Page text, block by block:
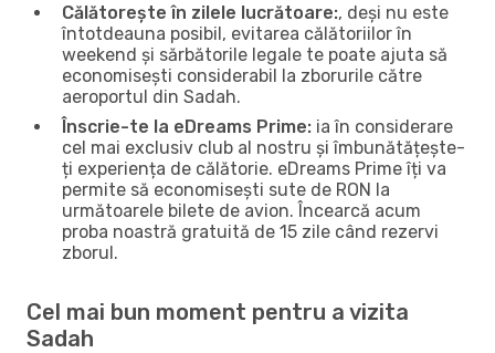
Călătorește în zilele lucrătoare:, deși nu este
întotdeauna posibil, evitarea călătoriilor în
weekend și sărbătorile legale te poate ajuta să
economisești considerabil la zborurile către
aeroportul din Sadah.
Înscrie-te la eDreams Prime: ia în considerare
cel mai exclusiv club al nostru și îmbunătățește-
ți experiența de călătorie. eDreams Prime îți va
permite să economisești sute de RON la
următoarele bilete de avion. Încearcă acum
proba noastră gratuită de 15 zile când rezervi
zborul.
Cel mai bun moment pentru a vizita
Sadah